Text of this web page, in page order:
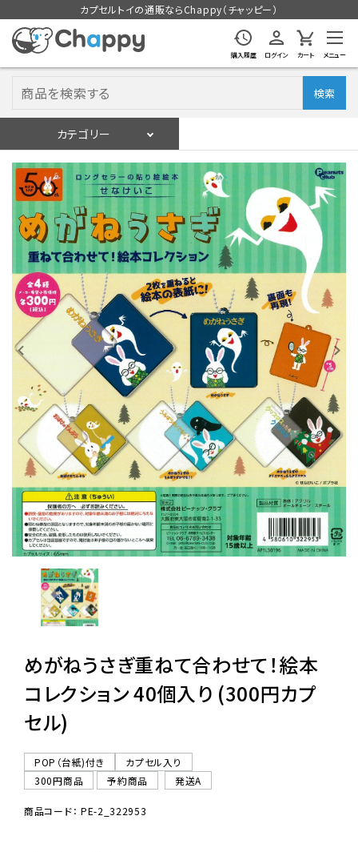
カプセルトイの通販ならChappy（チャッピー）
購入履歴 ログイン カート メニュー
検索
カテゴリー
ログイン 会員登録
入荷スケジュールをチェック
カプセルトイマシン本体
カプセルトイ
販促用空カプセル
レンタル
景品・玩具・文具
販促用カプセルトイ
よくあるご質問
06-6282-7659
めがねうさぎ重ねて合わせて！絵本
コレクション 40個入り (300円カプ
セル)
POP（台紙)付き
カプセル入り
300円商品
予約商品 発送A
商品コード： PE-2_322953